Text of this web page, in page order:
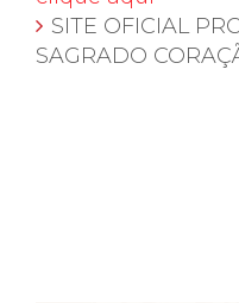
SITE OFICIAL
SAGRADO